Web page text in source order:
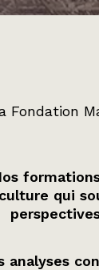
Fondation
culture qui
analyses